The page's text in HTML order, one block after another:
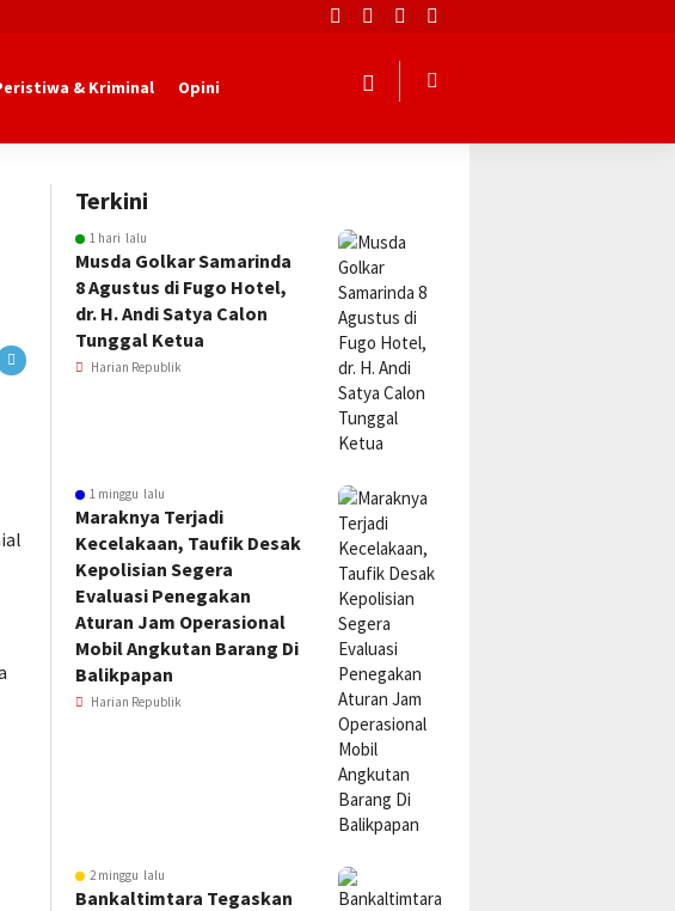
& Kriminal Opini
Terkini
1 hari lalu
Musda Golkar Samarinda
8 Agustus di Fugo Hotel,
dr. H. Andi Satya Calon
Tunggal Ketua
Harian Republik
1 minggu lalu
Maraknya Terjadi
Kecelakaan, Taufik Desak
Kepolisian Segera
Evaluasi Penegakan
Aturan Jam Operasional
Mobil Angkutan Barang Di
Balikpapan
Harian Republik
2 minggu lalu
Bankaltimtara Tegaskan